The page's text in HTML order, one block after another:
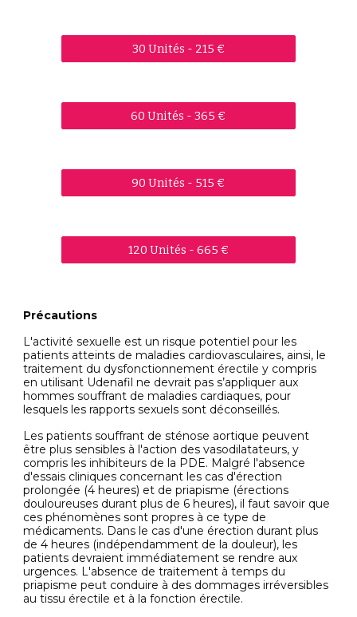
30 Unités - 215 €
60 Unités - 365 €
90 Unités - 515 €
120 Unités - 665 €
Précautions
L'activité sexuelle est un risque potentiel pour les
patients atteints de maladies cardiovasculaires, ainsi, le
traitement du dysfonctionnement érectile y compris
en utilisant Udenafil ne devrait pas s’appliquer aux
hommes souffrant de maladies cardiaques, pour
lesquels les rapports sexuels sont déconseillés.
Les patients souffrant de sténose aortique peuvent
être plus sensibles à l'action des vasodilatateurs, y
compris les inhibiteurs de la PDE. Malgré l'absence
d'essais cliniques concernant les cas d'érection
prolongée (4 heures) et de priapisme (érections
douloureuses durant plus de 6 heures), il faut savoir que
ces phénomènes sont propres à ce type de
médicaments. Dans le cas d'une érection durant plus
de 4 heures (indépendamment de la douleur), les
patients devraient immédiatement se rendre aux
urgences. L'absence de traitement à temps du
priapisme peut conduire à des dommages irréversibles
au tissu érectile et à la fonction érectile.